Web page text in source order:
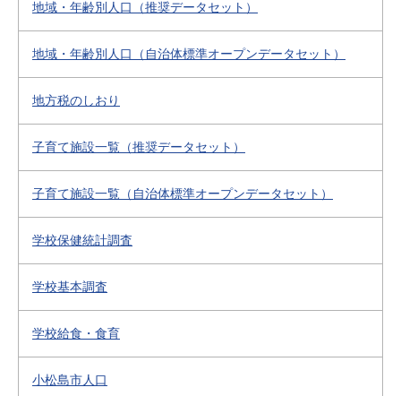
地域・年齢別人口（推奨データセット）
地域・年齢別人口（自治体標準オープンデータセット）
地方税のしおり
子育て施設一覧（推奨データセット）
子育て施設一覧（自治体標準オープンデータセット）
学校保健統計調査
学校基本調査
学校給食・食育
小松島市人口